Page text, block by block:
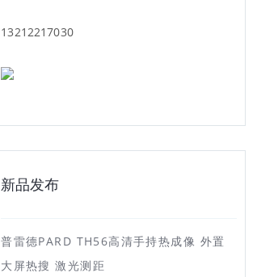
13212217030
新品发布
普雷德PARD TH56高清手持热成像 外置
大屏热搜 激光测距